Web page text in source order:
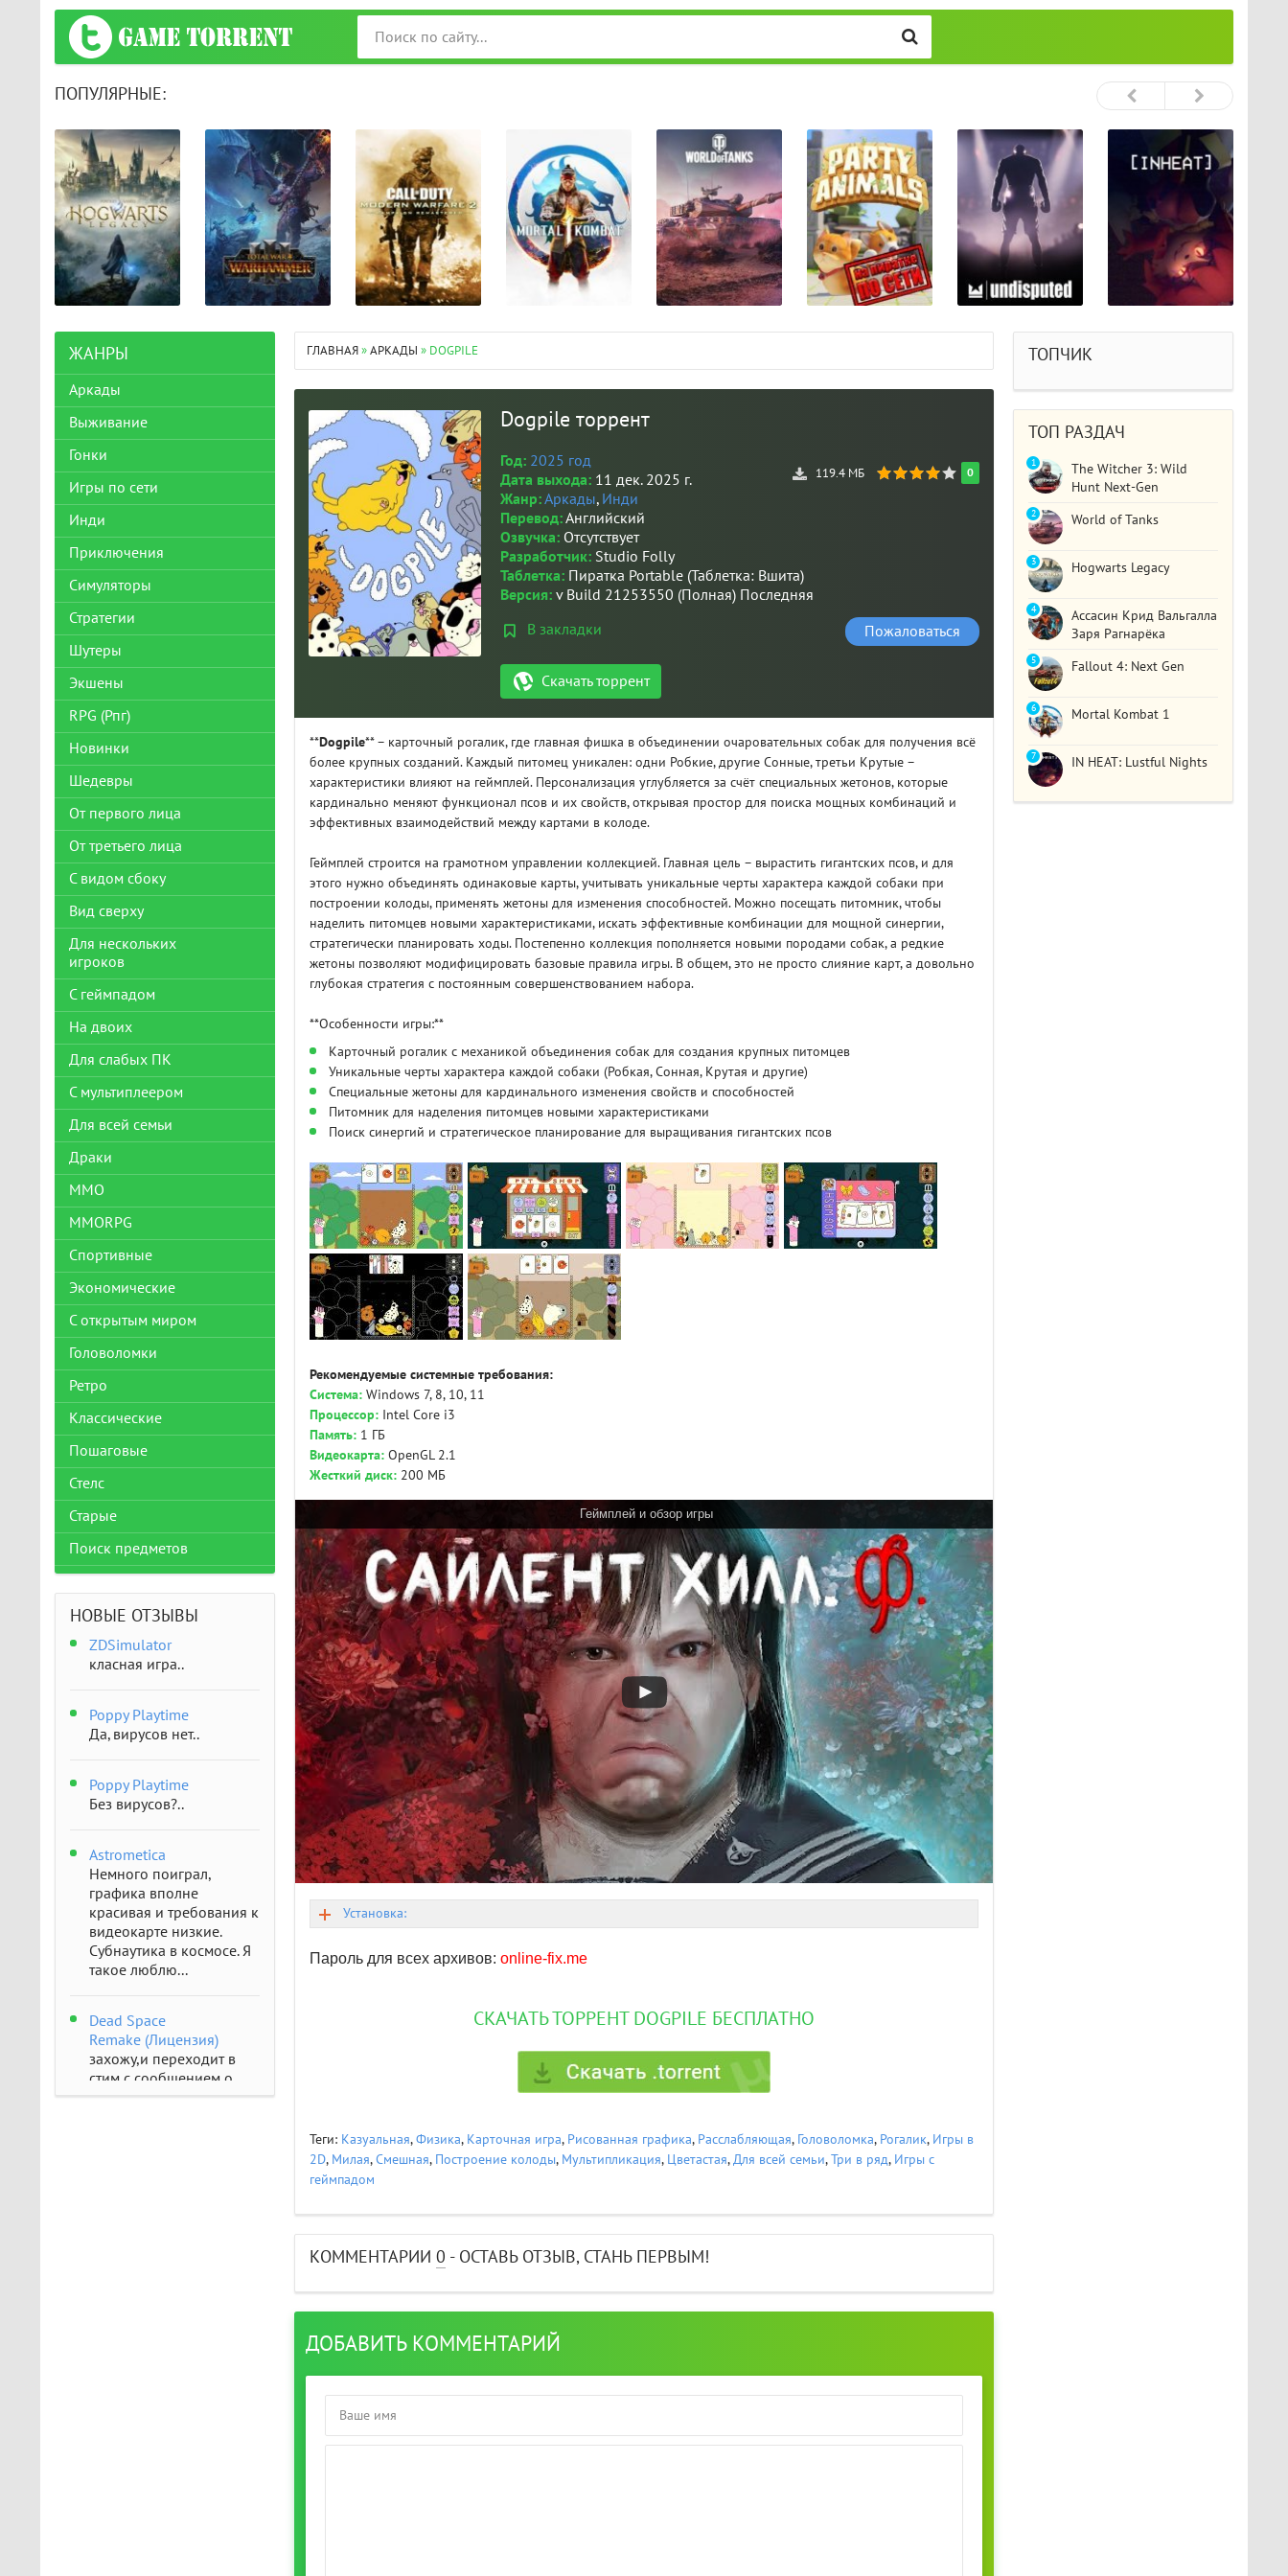
ПОПУЛЯРНЫЕ:
ГЛАВНАЯ»АРКАДЫ » DOGPILE
Dogpile торрент
0
119.4 МБ
Год: 2025 год
Дата выхода:11 дек. 2025 г.
Жанр:Аркады, Инди
Перевод:Английский
Озвучка:Отсутствует
Разработчик:Studio Folly
Таблетка:Пиратка Portable (Таблетка: Вшита)
Версия:v Build 21253550 (Полная) Последняя
В закладки
Пожаловаться
Скачать торрент
**Dogpile** – карточный рогалик, где главная фишка в объединении очаровательных собак для получения всё
более крупных созданий. Каждый питомец уникален: одни Робкие, другие Сонные, третьи Крутые –
характеристики влияют на геймплей. Персонализация углубляется за счёт специальных жетонов, которые
кардинально меняют функционал псов и их свойств, открывая простор для поиска мощных комбинаций и
эффективных взаимодействий между картами в колоде.
Геймплей строится на грамотном управлении коллекцией. Главная цель – вырастить гигантских псов, и для
этого нужно объединять одинаковые карты, учитывать уникальные черты характера каждой собаки при
построении колоды, применять жетоны для изменения способностей. Можно посещать питомник, чтобы
наделить питомцев новыми характеристиками, искать эффективные комбинации для мощной синергии,
стратегически планировать ходы. Постепенно коллекция пополняется новыми породами собак, а редкие
жетоны позволяют модифицировать базовые правила игры. В общем, это не просто слияние карт, а довольно
глубокая стратегия с постоянным совершенствованием набора.
**Особенности игры:**
Карточный рогалик с механикой объединения собак для создания крупных питомцев
Уникальные черты характера каждой собаки (Робкая, Сонная, Крутая и другие)
Специальные жетоны для кардинального изменения свойств и способностей
Питомник для наделения питомцев новыми характеристиками
Поиск синергий и стратегическое планирование для выращивания гигантских псов
Рекомендуемые системные требования:
Система:Windows 7, 8, 10, 11
Процессор:Intel Core i3
Память:1 ГБ
Видеокарта:OpenGL 2.1
Жесткий диск:200 МБ
Геймплей и обзор игры
Установка:
Пароль для всех архивов: online-fix.me
СКАЧАТЬ ТОРРЕНТ DOGPILE БЕСПЛАТНО
Теги: Казуальная,Физика, Карточная игра, Рисованная графика, Расслабляющая, Головоломка, Рогалик, Игры в
2D, Милая,Смешная, Построение колоды, Мультипликация, Цветастая,Для всей семьи,Три в ряд, Игры с
геймпадом
КОММЕНТАРИИ 0 - ОСТАВЬ ОТЗЫВ, СТАНЬ ПЕРВЫМ!
ДОБАВИТЬ КОММЕНТАРИЙ
ЖАНРЫ
Аркады
Выживание
Гонки
Игры по сети
Инди
Приключения
Симуляторы
Стратегии
Шутеры
Экшены
RPG (Рпг)
Новинки
Шедевры
От первого лица
От третьего лица
С видом сбоку
Вид сверху
Для нескольких
игроков
С геймпадом
На двоих
Для слабых ПК
С мультиплеером
Для всей семьи
Драки
ММО
MMORPG
Спортивные
Экономические
С открытым миром
Головоломки
Ретро
Классические
Пошаговые
Стелс
Старые
Поиск предметов
НОВЫЕ ОТЗЫВЫ
ZDSimulator
класная игра..
Poppy Playtime
Да, вирусов нет..
Poppy Playtime
Без вирусов?..
Astrometica
Немного поиграл,
графика вполне
красивая и требования к
видеокарте низкие.
Субнаутика в космосе. Я
такое люблю...
Dead Space
Remake (Лицензия)
захожу,и переходит в
стим с сообщением о
отсутствии..
ТОПЧИК
ТОП РАЗДАЧ
The Witcher 3: Wild
Hunt Next-Gen
1
World of Tanks
2
Hogwarts Legacy
3
Ассасин Крид Вальгалла
Заря Рагнарёка
4
Fallout 4: Next Gen
5
Mortal Kombat 1
6
IN HEAT: Lustful Nights
7